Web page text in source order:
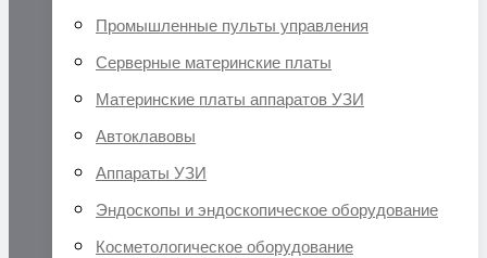
Промышленные пульты управления
Серверные материнские платы
Материнские платы аппаратов УЗИ
Автоклавовы
Аппараты УЗИ
Эндоскопы и эндоскопическое оборудование
Косметологическое оборудование